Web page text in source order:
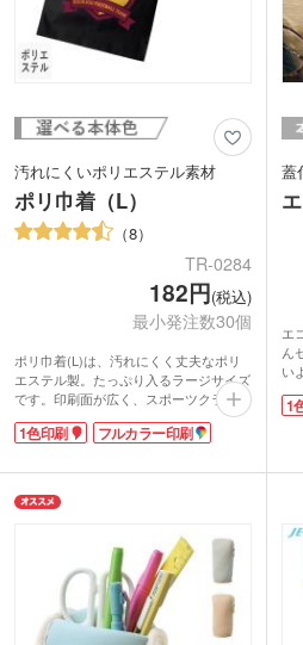
汚れにくいポリエステル素材
ポリ巾着（L）
8
TR-0284
182円(税込)
最小発注数30個
ポリ巾着(L)は、汚れにくく丈夫なポリ
エステル製。たっぷり入るラージサイズ
です。印刷面が広く、スポーツクラブや
子供会、球技大会などスポーツイベント
の参加ノベルティ・記念品に人気があり
可能。オリジナルの巾着が制作できま
す。
旅行やスポーツ時の着替えや汚れ物の収
納にも便利。日常のさまざまなシーン使
える、実用的な巾着袋です。
1色印刷 フルカラー印刷
蓋
エ
ん
い
フ
プ
1